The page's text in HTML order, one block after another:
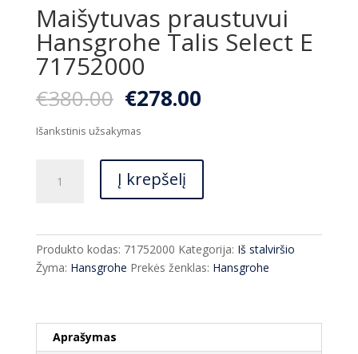
Maišytuvas praustuvui
Hansgrohe Talis Select E
71752000
€380.00 Original
price
was:
€380.00.
€278.00Current
€278.00.
Išankstinis užsakymas
kiekis:
Hansgrohe
Talis
Select
Į krepšelį
Produkto kodas: 71752000 Kategorija: Iš stalviršio
Žyma: Hansgrohe Prekės ženklas: Hansgrohe
Aprašymas